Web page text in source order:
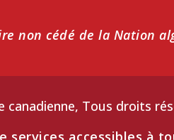
non cédé de la Nation
Tous droits
services accessibles à